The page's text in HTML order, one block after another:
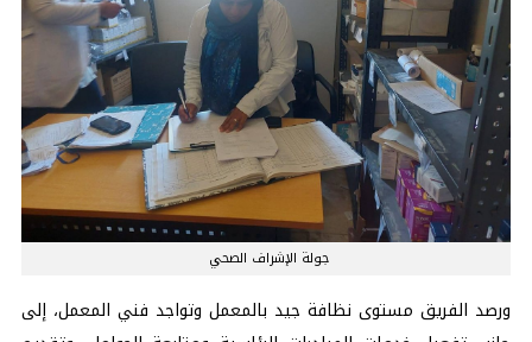
جولة الإشراف الصحي
ورصد الفريق مستوى نظافة جيد بالمعمل وتواجد فني المعمل، إلى